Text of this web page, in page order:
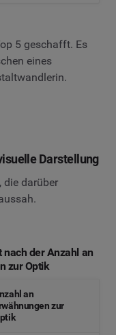
5 geschafft. Es
eines
Darstellung
die darüber
nach der Anzahl an
zur Optik
an
zur